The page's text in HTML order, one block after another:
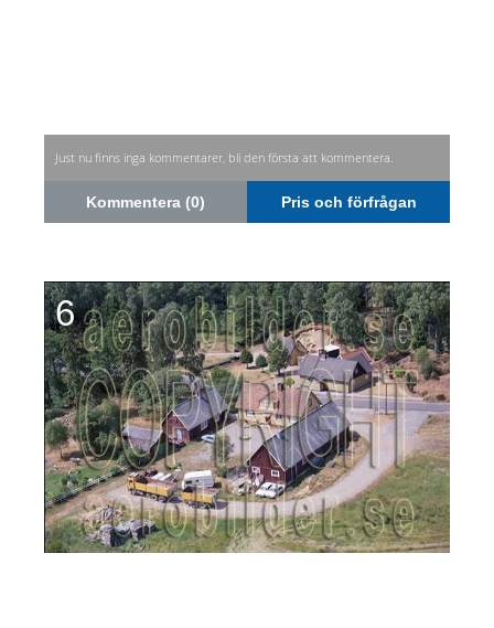
Just nu finns inga kommentarer, bli den första att kommentera.
Kommentera (0) Pris och förfrågan
6